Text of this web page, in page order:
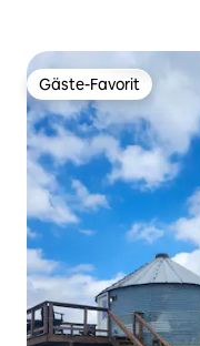
Gäste-Favorit
Gäste-Favorit